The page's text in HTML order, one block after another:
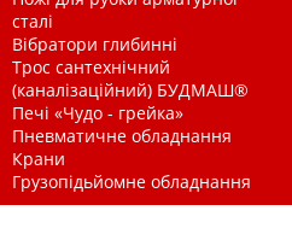
сталі
Вібратори глибинні
Трос сантехнічний
(каналізаційний) БУДМАШ®
Печі «Чудо - грейка»
Пневматичне обладнання
Крани
Грузопідьйомне обладнання